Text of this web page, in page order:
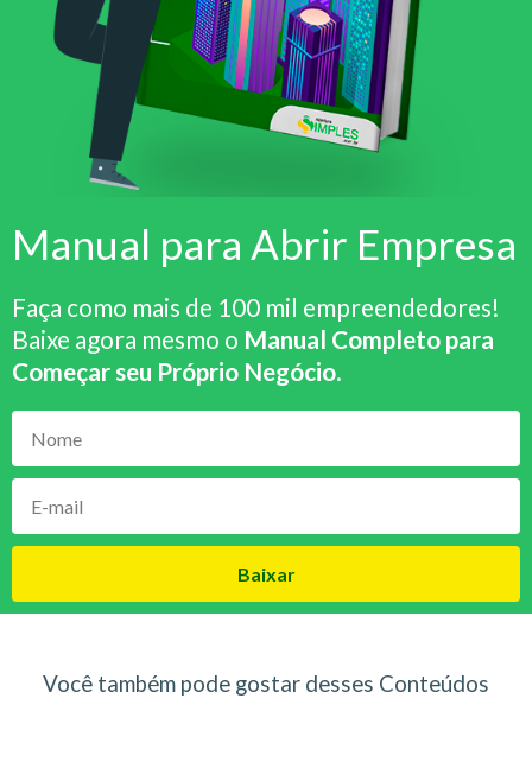
Manual para Abrir Empresa
Faça como mais de 100 mil empreendedores!
Baixe agora mesmo o Manual Completo para
Começar seu Próprio Negócio.
Baixar
Você também pode gostar desses Conteúdos